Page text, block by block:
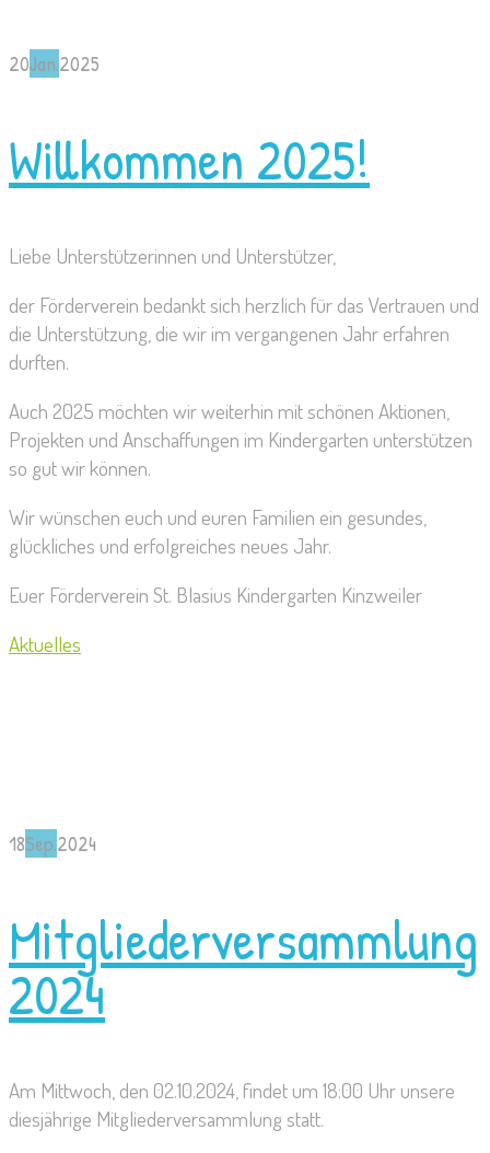
20Jan.2025
Willkommen 2025!
Liebe Unterstützerinnen und Unterstützer,
der Förderverein bedankt sich herzlich für das Vertrauen und
die Unterstützung, die wir im vergangenen Jahr erfahren
durften.
Auch 2025 möchten wir weiterhin mit schönen Aktionen,
Projekten und Anschaffungen im Kindergarten unterstützen
so gut wir können.
Wir wünschen euch und euren Familien ein gesundes,
glückliches und erfolgreiches neues Jahr.
Euer Förderverein St. Blasius Kindergarten Kinzweiler
Aktuelles
18Sep.2024
Mitgliederversammlung
2024
Am Mittwoch, den 02.10.2024, findet um 18:00 Uhr unsere
diesjährige Mitgliederversammlung statt.